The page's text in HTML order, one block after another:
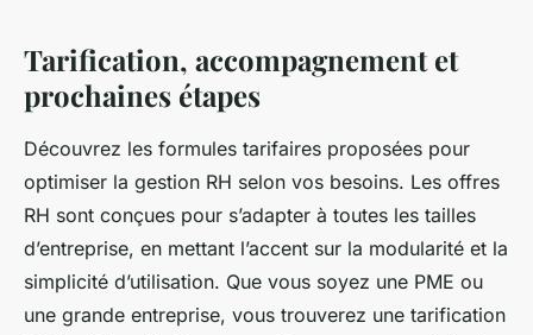
Tarification, accompagnement et
prochaines étapes
Découvrez les formules tarifaires proposées pour
optimiser la gestion RH selon vos besoins. Les offres
RH sont conçues pour s’adapter à toutes les tailles
d’entreprise, en mettant l’accent sur la modularité et la
simplicité d’utilisation. Que vous soyez une PME ou
une grande entreprise, vous trouverez une tarification